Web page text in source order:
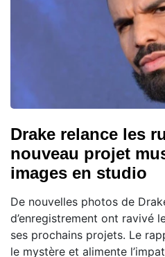
Drake relance les
nouveau projet
images en studio
De nouvelles photos de
d’enregistrement ont ravivé
ses prochains projets. Le
le mystère et alimente